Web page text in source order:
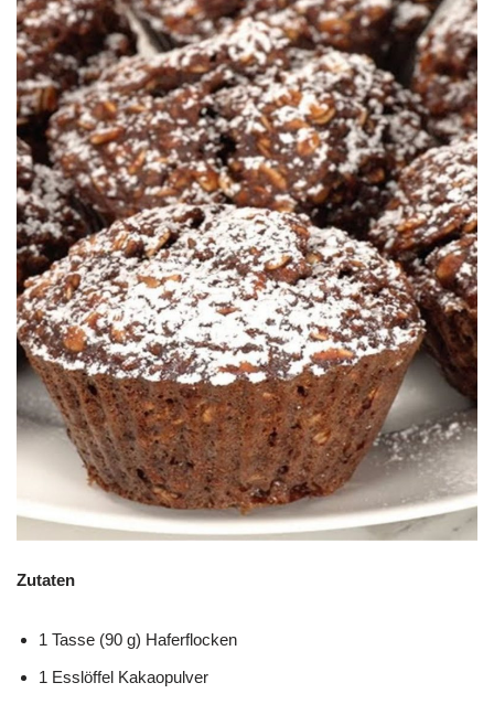
Zutaten
1 Tasse (90 g) Haferflocken
1 Esslöffel Kakaopulver